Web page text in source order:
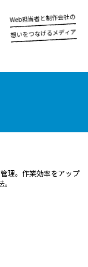
Web担当者と制作会社の
想いをつなげるメディア
理。作業効率をアップ